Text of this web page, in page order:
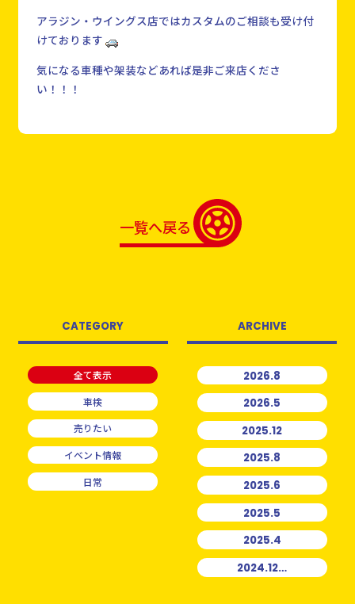
アラジン・ウイングス店ではカスタムのご相談も受け付
けております
気になる車種や架装などあれば是非ご来店くださ
い！！！
一覧へ戻る
CATEGORY
全て表示
車検
売りたい
イベント情報
日常
ARCHIVE
2026.8
2026.5
2025.12
2025.8
2025.6
2025.5
2025.4
2024.12…